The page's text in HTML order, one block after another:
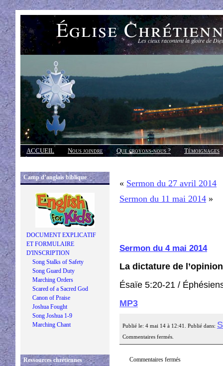
Église Les cieux racontent la gloire de
ACCUEIL Nous joindre Que croyons-nous ?
Témoignages
Réponses
Camp d’anglais biblique
DOCUMENT EXPLICATIF
ET FORMULAIRE
D'INSCRIPTION
Song Stalks of Safety
Song Guard Duty
Marching Orders
Scared of a Sacred God
Canon of Praise
Joshua Fought
Song Joshua 1-9
Marching Chant
Ressources chrétiennes
« Sermon du 27 avril 2014
Sermon du 11 mai 2014 »
Sermon du 4 mai 2014
La dictature de
Ésaïe 5:20-21 /
MP3
Publié le: 4 mai 14 à 12:41. Publié dans:
Commentaires fermés.
Commentaires fermés